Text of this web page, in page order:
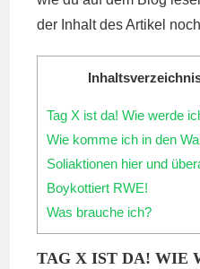
der Inhalt des Artikel
Tag X ist da! Wie werde
Wie komme ich in den
Soliaktionen hier und
Boykottiert RWE!
Was brauche ich?
TAG X IST DA! WIE